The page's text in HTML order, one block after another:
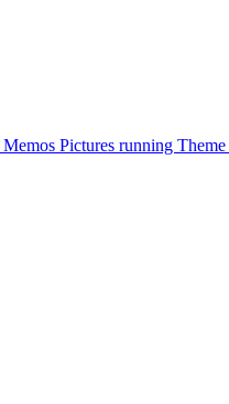
Memos Pictures running Theme